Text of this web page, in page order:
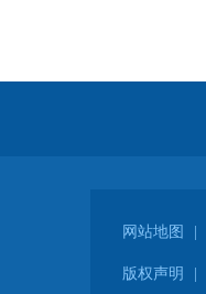
网站地图
版权声明